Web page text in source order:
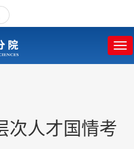
次人才国情考